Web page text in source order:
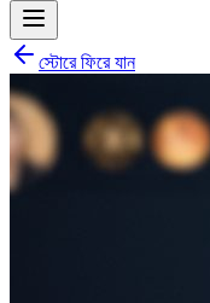
স্টোরে ফিরে যান